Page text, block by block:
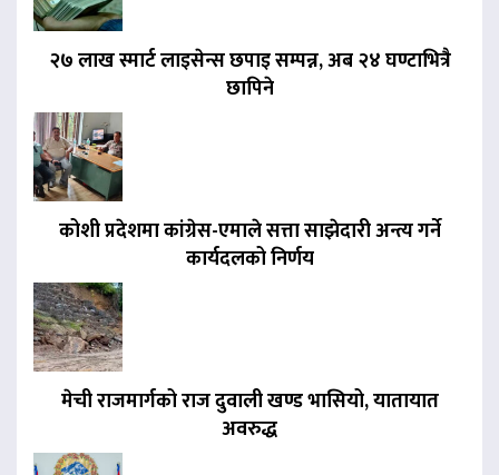
२७ लाख स्मार्ट लाइसेन्स छपाइ सम्पन्न, अब २४ घण्टाभित्रै
छापिने
कोशी प्रदेशमा कांग्रेस-एमाले सत्ता साझेदारी अन्त्य गर्ने
कार्यदलको निर्णय
मेची राजमार्गको राज दुवाली खण्ड भासियो, यातायात
अवरुद्ध